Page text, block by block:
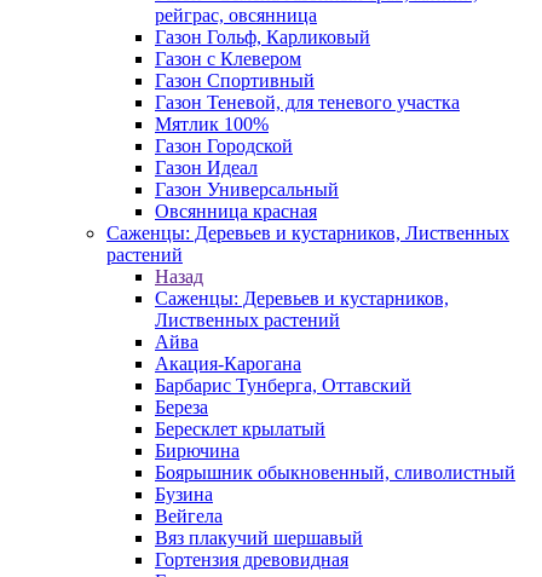
рейграс, овсянница
Газон Гольф, Карликовый
Газон с Клевером
Газон Спортивный
Газон Теневой, для теневого участка
Мятлик 100%
Газон Городской
Газон Идеал
Газон Универсальный
Овсянница красная
Саженцы: Деревьев и кустарников, Лиственных
растений
Назад
Саженцы: Деревьев и кустарников,
Лиственных растений
Айва
Акация-Карогана
Барбарис Тунберга, Оттавский
Береза
Бересклет крылатый
Бирючина
Боярышник обыкновенный, сливолистный
Бузина
Вейгела
Вяз плакучий шершавый
Гортензия древовидная